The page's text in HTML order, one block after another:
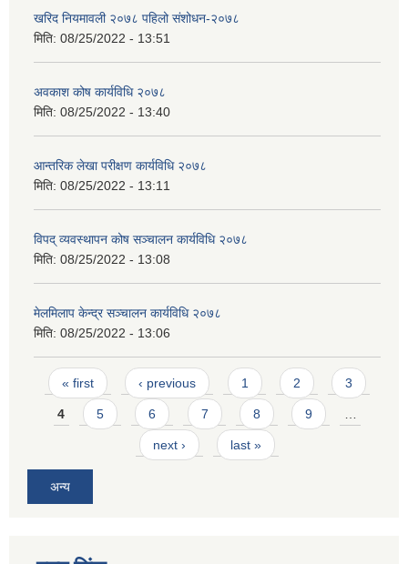
खरिद नियमावली २०७८ पहिलो संशोधन-२०७८
मिति: 08/25/2022 - 13:51
अवकाश कोष कार्यविधि २०७८
मिति: 08/25/2022 - 13:40
आन्तरिक लेखा परीक्षण कार्यविधि २०७८
मिति: 08/25/2022 - 13:11
विपद् व्यवस्थापन कोष सञ्चालन कार्यविधि २०७८
मिति: 08/25/2022 - 13:08
मेलमिलाप केन्द्र सञ्चालन कार्यविधि २०७८
मिति: 08/25/2022 - 13:06
Pages
« first ‹ previous 1 2 3
4 5 6 7 8 9
next › last »
अन्य